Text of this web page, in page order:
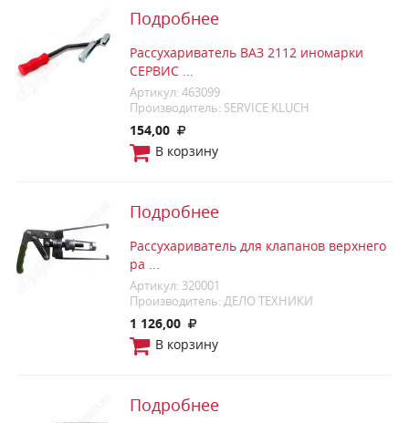
Подробнее
Рассухариватель ВАЗ 2112 иномарки
СЕРВИС ...
Артикул: 463099
Производитель: SERVICE KLUCH
154,00
В корзину
Подробнее
Рассухариватель для клапанов верхнего
ра ...
Артикул: 320001
Производитель: ДЕЛО ТЕХНИКИ
1 126,00
В корзину
Подробнее